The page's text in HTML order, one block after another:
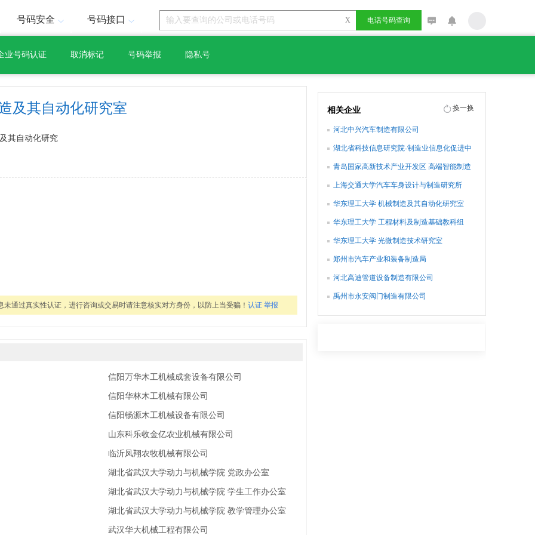
号码安全 号码接口 X 电话号码查询
业号码认证 取消标记 号码举报 隐私号
及其自动化研究室
其自动化研究
通过真实性认证，进行咨询或交易时请注意核实对方身份，以防上当受骗！ 认证 举报
信阳万华木工机械成套设备有限公司
信阳华林木工机械有限公司
信阳畅源木工机械设备有限公司
山东科乐收金亿农业机械有限公司
临沂凤翔农牧机械有限公司
湖北省武汉大学动力与机械学院 党政办公室
湖北省武汉大学动力与机械学院 学生工作办公室
湖北省武汉大学动力与机械学院 教学管理办公室
武汉华大机械工程有限公司
相关企业 换一换
河北中兴汽车制造有限公司
湖北省科技信息研究院-制造业信息化促进中
青岛国家高新技术产业开发区 高端智能制造
上海交通大学汽车车身设计与制造研究所
华东理工大学 机械制造及其自动化研究室
华东理工大学 工程材料及制造基础教科组
华东理工大学 光微制造技术研究室
郑州市汽车产业和装备制造局
河北高迪管道设备制造有限公司
禹州市永安阀门制造有限公司